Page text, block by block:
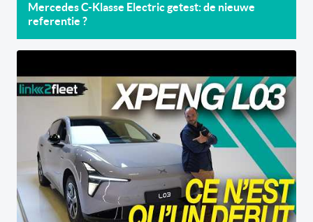
Mercedes C-Klasse Electric getest: de nieuwe
referentie ?